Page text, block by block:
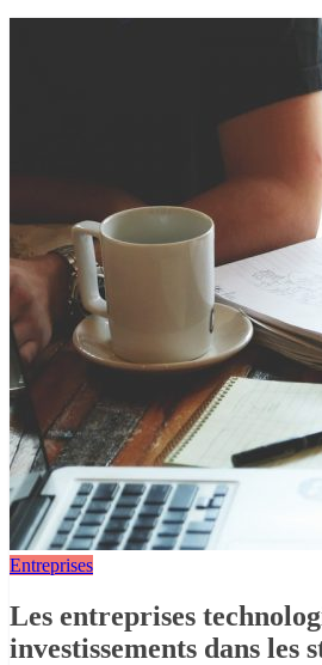
Entreprises
Les entreprises
investissements dans les